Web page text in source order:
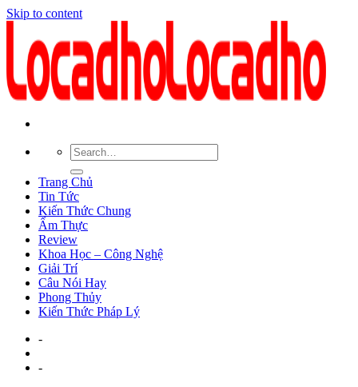
Skip to content
Trang Chủ
Tin Tức
Kiến Thức Chung
Ẩm Thực
Review
Khoa Học – Công Nghệ
Giải Trí
Câu Nói Hay
Phong Thủy
Kiến Thức Pháp Lý
-
-